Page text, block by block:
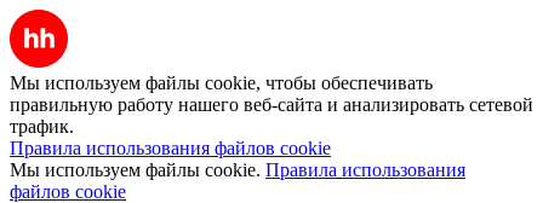
Мы используем файлы cookie, чтобы обеспечивать
правильную работу нашего веб-сайта и анализировать сетевой
трафик.
Правила использования файлов cookie
Мы используем файлы cookie. Правила использования
файлов cookie